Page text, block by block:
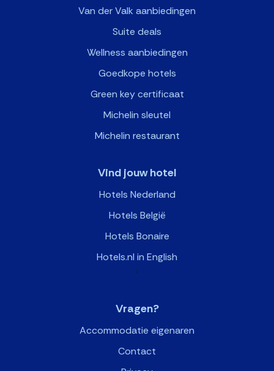
Van der Valk aanbiedingen
Suite deals
Wellness aanbiedingen
Goedkope hotels
Green key certificaat
Michelin sleutel
Michelin restaurant
Vind jouw hotel
Hotels Nederland
Hotels België
Hotels Bonaire
Hotels.nl in English
>
Vragen?
Accommodatie eigenaren
Contact